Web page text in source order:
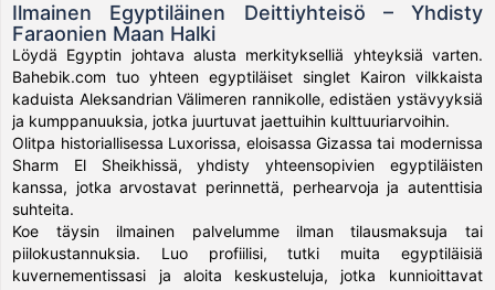
Ilmainen Egyptiläinen Deittiyhteisö – Yhdisty
Faraonien Maan Halki
Löydä Egyptin johtava alusta merkitykselliä yhteyksiä varten.
Bahebik.com tuo yhteen egyptiläiset singlet Kairon vilkkaista
kaduista Aleksandrian Välimeren rannikolle, edistäen ystävyyksiä
ja kumppanuuksia, jotka juurtuvat jaettuihin kulttuuriarvoihin.
Olitpa historiallisessa Luxorissa, eloisassa Gizassa tai modernissa
Sharm El Sheikhissä, yhdisty yhteensopivien egyptiläisten
kanssa, jotka arvostavat perinnettä, perhearvoja ja autenttisia
suhteita.
Koe täysin ilmainen palvelumme ilman tilausmaksuja tai
piilokustannuksia. Luo profiilisi, tutki muita egyptiläisiä
kuvernementissasi ja aloita keskusteluja, jotka kunnioittavat